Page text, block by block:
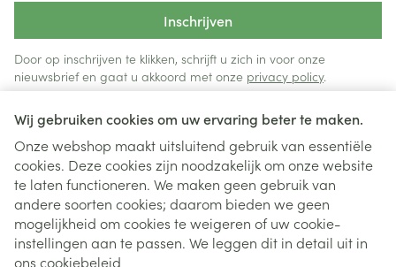
Wij gebruiken cookies om uw ervaring beter te maken.
Onze webshop maakt uitsluitend gebruik van essentiële
cookies. Deze cookies zijn noodzakelijk om onze website
te laten functioneren. We maken geen gebruik van
andere soorten cookies; daarom bieden we geen
mogelijkheid om cookies te weigeren of uw cookie-
instellingen aan te passen. We leggen dit in detail uit in
ons cookiebeleid
Inschrijven
Door op inschrijven te klikken, schrijft u zich in voor onze
nieuwsbrief en gaat u akkoord met onze privacy policy.
Juridische links